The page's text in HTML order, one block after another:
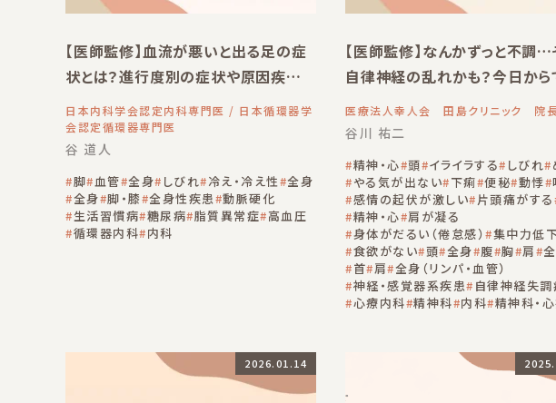
【医師監修】血流が悪いと出る足の症
状とは？進行度別の症状や原因疾患、
何科に行くか解説
日本内科学会認定内科専門医 / 日本循環器学
会認定循環器専門医
谷 道人
脚 血管 全身 しびれ 冷え・冷え性 全身
全身 脚・膝 全身性疾患 動脈硬化
生活習慣病 糖尿病 脂質異常症 高血圧
循環器内科 内科
【医師監修】なんかずっと不調…
自律神経の乱れかも？今日から
整え方
医療法人幸人会 田島クリニック 院
谷川 祐二
精神・心 頭 イライラする しびれ
やる気が出ない 下痢 便秘 動悸
感情の起伏が激しい 片頭痛がする
精神・心 肩が凝る
身体がだるい（倦怠感）
集中力低
食欲がない 頭 全身 腹 胸 肩
首 肩 全身（リンパ・血管）
神経・感覚器系疾患
自律神経失調
心療内科 精神科 内科 精神科・
2026.01.14